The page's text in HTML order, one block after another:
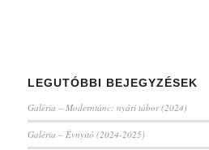
LEGUTÓBBI BEJEGYZÉSEK
Galéria – Moderntánc: nyári tábor (2024)
Galéria – Évnyitó (2024-2025)